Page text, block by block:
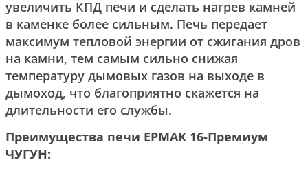
увеличить КПД печи и сделать нагрев камней
в каменке более сильным. Печь передает
максимум тепловой энергии от сжигания дров
на камни, тем самым сильно снижая
температуру дымовых газов на выходе в
дымоход, что благоприятно скажется на
длительности его службы.
Преимущества печи ЕРМАК 16-Премиум
ЧУГУН: